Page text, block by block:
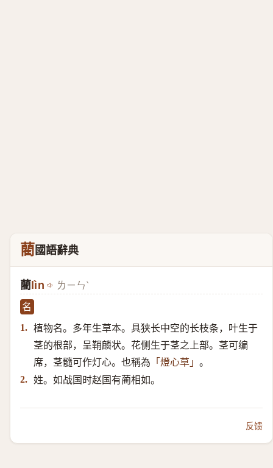
藺國語辭典
藺 lìn ㄌㄧㄣˋ
名
1. 植物名。多年生草本。具狭长中空的长枝条，叶生于
茎的根部，呈鞘麟状。花侧生于茎之上部。茎可编
席，茎髓可作灯心。也稱為 「燈心草」 。
2. 姓。如战国时赵国有蔺相如。
反馈